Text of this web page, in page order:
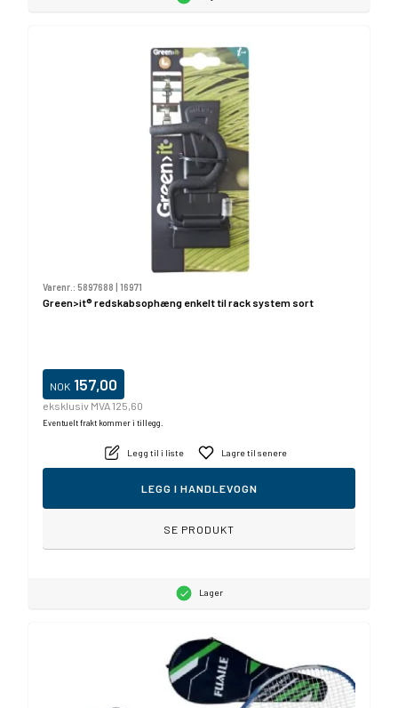
Varenr.: 5897688 | 16971
Green>it® redskabsophæng enkelt til rack system sort
NOK 157,00
eksklusiv MVA 125,60
Eventuelt frakt kommer i tillegg.
Legg til i liste Lagre til senere
LEGG I HANDLEVOGN
SE PRODUKT
Lager